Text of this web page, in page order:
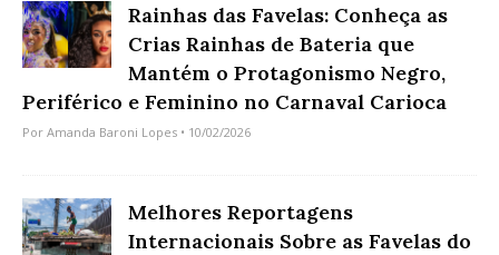
Rainhas das Favelas: Conheça as
Crias Rainhas de Bateria que
Mantém o Protagonismo Negro,
Periférico e Feminino no Carnaval Carioca
Por Amanda Baroni Lopes • 10/02/2026
Melhores Reportagens
Internacionais Sobre as Favelas do